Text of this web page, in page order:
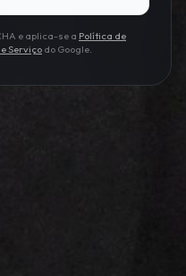
e aplica-se a Política de
Serviço do Google.